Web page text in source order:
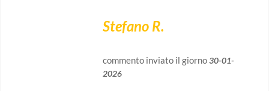
Stefano R.
commento inviato il giorno30-01-
2026